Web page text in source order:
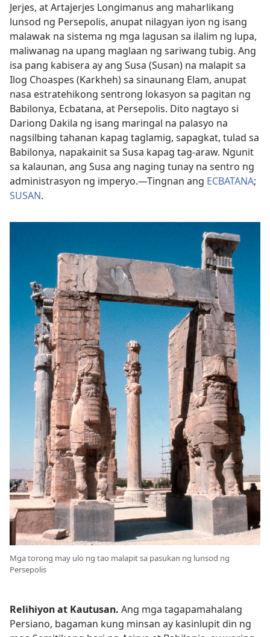
Jerjes, at Artajerjes Longimanus ang maharlikang
lunsod ng Persepolis, anupat nilagyan iyon ng isang
malawak na sistema ng mga lagusan sa ilalim ng lupa,
maliwanag na upang maglaan ng sariwang tubig. Ang
isa pang kabisera ay ang Susa (Susan) na malapit sa
Ilog Choaspes (Karkheh) sa sinaunang Elam, anupat
nasa estratehikong sentrong lokasyon sa pagitan ng
Babilonya, Ecbatana, at Persepolis. Dito nagtayo si
Dariong Dakila ng isang maringal na palasyo na
nagsilbing tahanan kapag taglamig, sapagkat, tulad sa
Babilonya, napakainit sa Susa kapag tag-araw. Ngunit
sa kalaunan, ang Susa ang naging tunay na sentro ng
administrasyon ng imperyo.​—Tingnan ang ECBATANA;
SUSAN.
Mga torong may ulo ng tao malapit sa pasukan ng lunsod ng
Persepolis
Relihiyon at Kautusan. Ang mga tagapamahalang
Persiano, bagaman kung minsan ay kasinlupit din ng